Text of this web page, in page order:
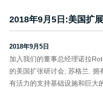
2018年9月5日:美国扩
2018年9月5日
加入我们的董事总经理诺拉
的美国扩张研讨会, 苏格兰. 拥
有活力的支持基础设施和巨大